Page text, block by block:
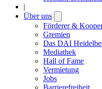
|
Über uns
submenu
Förderer &
Gremien
Das DAI
Mediathek
Hall of Fame
Vermietung
Jobs
Barrierefreiheit